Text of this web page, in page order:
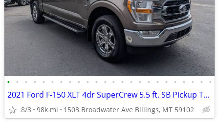
• • • • • • • • • • • • • • • • • • • • • • • •
2021 Ford F-150 XLT 4dr SuperCrew 5.5 ft. SB Pickup Truck 4x4 4WD F15
8/3 98k mi 1503 Broadwater Ave Billings, MT 59102